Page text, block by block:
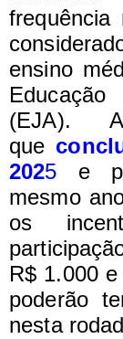
ensino
(EJA).
que
2025 e
mesmo
os
R$ 1.000
poderão
nesta